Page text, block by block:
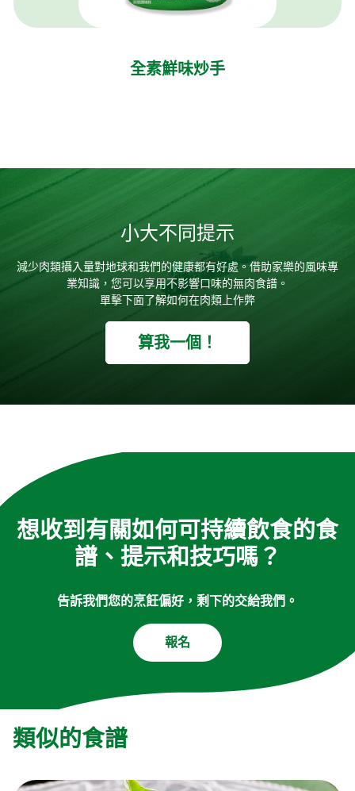
全素鮮味炒手
小大不同提示
減少肉類攝入量對地球和我們的健康都有好處。借助家樂的風味專
業知識，您可以享用不影響口味的無肉食譜。
單擊下面了解如何在肉類上作弊
算我一個！
想收到有關如何可持續飲食的食
譜、提示和技巧嗎？
告訴我們您的烹飪偏好，剩下的交給我們。
報名
類似的食譜